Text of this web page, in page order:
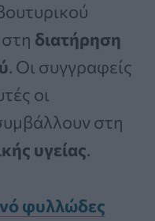
διατήρηση
. Οι συγγραφείς
οι
στη
υγείας.
φυλλώδες